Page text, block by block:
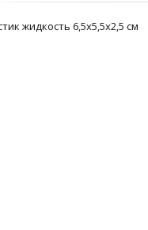
жидкость 6,5х5,5х2,5 см